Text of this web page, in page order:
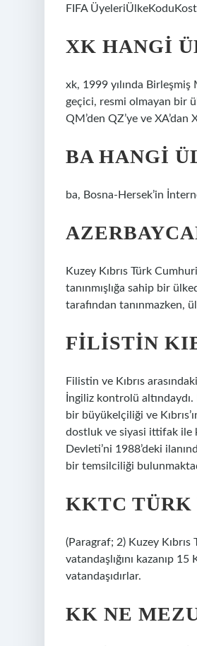
FIFA
XK HANGI
xk, 1999 yılında Birleşmiş
geçici, resmi olmayan bir
QM’den QZ’ye ve
BA HANGI
ba, Bosna-Hersek’in
Kuzey Kıbrıs Türk
tanınmışlığa sahip bir
tarafından tanınmazken,
FILISTIN
Filistin ve Kıbrıs
İngiliz kontrolü altındaydı.
bir büyükelçiliği ve
dostluk ve siyasi ittifak ile
Devleti’ni 1988’deki
bir temsilciliği
KKTC TÜRK
(Paragraf; 2) Kuzey Kıbrıs
vatandaşlığını kazanıp
vatandaşıdırlar.
KK NE